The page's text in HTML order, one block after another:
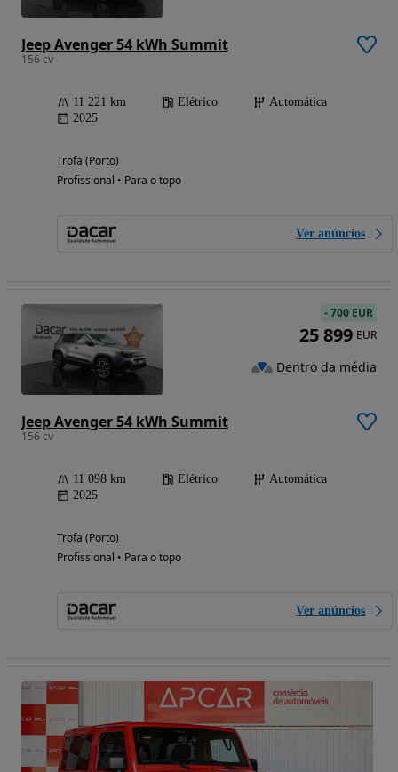
Jeep Avenger 54 kWh Summit
156 cv
11 221 km Elétrico
Automática
2025
Trofa (Porto)
Profissional • Para o topo
Ver anúncios
Jeep Avenger 54 kWh Summit
156 cv
11 098 km Elétrico
Automática
2025
Trofa (Porto)
Profissional • Para o topo
Ver anúncios
-700 EUR
25 899 EUR
Dentro da média